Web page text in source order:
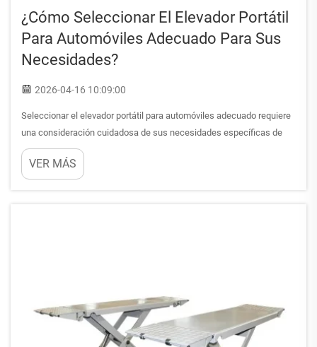
¿Cómo Seleccionar El Elevador Portátil
Para Automóviles Adecuado Para Sus
Necesidades?
2026-04-16 10:09:00
Seleccionar el elevador portátil para automóviles adecuado requiere
una consideración cuidadosa de sus necesidades específicas de
mantenimiento automotriz, las limitaciones de su espacio de trabajo
y los requisitos técnicos. A diferencia de los equipos de taller
VER MÁS